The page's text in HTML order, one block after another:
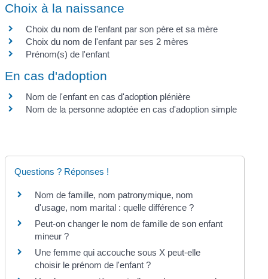
Choix à la naissance
Choix du nom de l'enfant par son père et sa mère
Choix du nom de l'enfant par ses 2 mères
Prénom(s) de l'enfant
En cas d'adoption
Nom de l'enfant en cas d'adoption plénière
Nom de la personne adoptée en cas d'adoption simple
Questions ? Réponses !
Nom de famille, nom patronymique, nom
d'usage, nom marital : quelle différence ?
Peut-on changer le nom de famille de son enfant
mineur ?
Une femme qui accouche sous X peut-elle
choisir le prénom de l'enfant ?